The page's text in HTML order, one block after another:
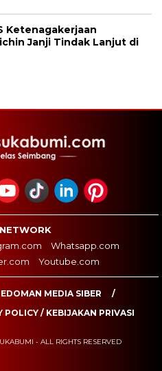
Ketenagakerjaan
Janji Tindak Lanjut di
Whatsapp.com
Youtube.com
MEDIA SIBER
POLICY / KEBIJAKAN PRIVASI
- ALL RIGHTS RESERVED